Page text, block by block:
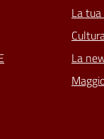
La
La